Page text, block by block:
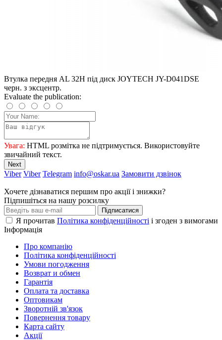
Втулка передня AL 32H під диск JOYTECH JY-D041DSE
черн. з эксцентр.
Evaluate the publication:
Увага: HTML розмітка не підтримується. Використовуйте
звичайний текст.
Next
Viber Viber Telegram info@oskar.ua Замовити дзвінок
Хочете дізнаватися першим про акції і знижки?
Підпишіться на нашу розсилку
Підписатися
Я прочитав Політика конфіденційності і згоден з вимогами
Інформація
Про компанію
Політика конфіденційності
Умови погодження
Возврат и обмен
Гарантія
Оплата та доставка
Оптовикам
Зворотній зв'язок
Повернення товару
Карта сайту
Акції